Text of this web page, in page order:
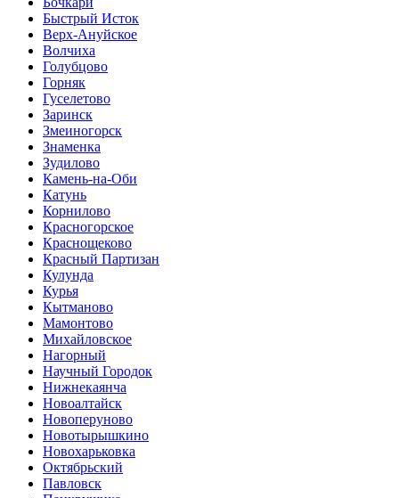
Быстрый Исток
Верх-Ануйское
Волчиха
Голубцово
Горняк
Гуселетово
Заринск
Змеиногорск
Знаменка
Зудилово
Камень-на-Оби
Катунь
Корнилово
Красногорское
Краснощеково
Красный Партизан
Кулунда
Курья
Кытманово
Мамонтово
Михайловское
Нагорный
Научный Городок
Нижнекаянча
Новоалтайск
Новоперуново
Новотырышкино
Новохарьковка
Октябрьский
Павловск